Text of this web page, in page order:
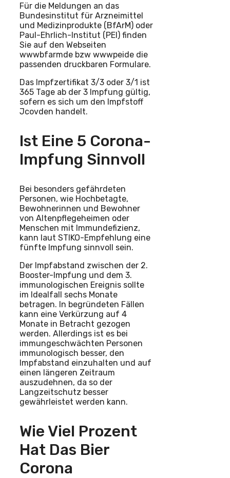
Für die Meldungen an das
Bundesinstitut für Arzneimittel
und Medizinprodukte (BfArM) oder
Paul-Ehrlich-Institut (PEI) finden
Sie auf den Webseiten
wwwbfarmde bzw wwwpeide die
passenden druckbaren Formulare.
Das Impfzertifikat 3/3 oder 3/1 ist
365 Tage ab der 3 Impfung gültig,
sofern es sich um den Impfstoff
Jcovden handelt.
Ist Eine 5 Corona-
Impfung Sinnvoll
Bei besonders gefährdeten
Personen, wie Hochbetagte,
Bewohnerinnen und Bewohner
von Altenpflegeheimen oder
Menschen mit Immundefizienz,
kann laut STIKO-Empfehlung eine
fünfte Impfung sinnvoll sein.
Der Impfabstand zwischen der 2.
Booster-Impfung und dem 3.
immunologischen Ereignis sollte
im Idealfall sechs Monate
betragen. In begründeten Fällen
kann eine Verkürzung auf 4
Monate in Betracht gezogen
werden. Allerdings ist es bei
immungeschwächten Personen
immunologisch besser, den
Impfabstand einzuhalten und auf
einen längeren Zeitraum
auszudehnen, da so der
Langzeitschutz besser
gewährleistet werden kann.
Wie Viel Prozent
Hat Das Bier
Corona